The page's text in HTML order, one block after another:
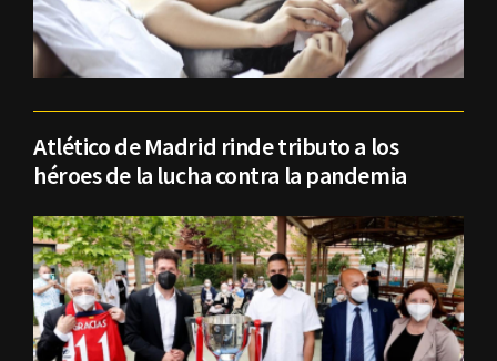
Atlético de Madrid rinde tributo a los
héroes de la lucha contra la pandemia